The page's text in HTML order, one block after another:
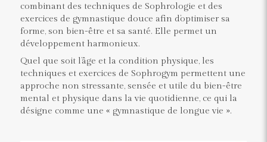
combinant des techniques de Sophrologie et des
exercices de gymnastique douce afin d’optimiser sa
forme, son bien-être et sa santé. Elle permet un
développement harmonieux.
Quel que soit l’âge et la condition physique, les
techniques et exercices de Sophrogym permettent une
approche non stressante, sensée et utile du bien-être
mental et physique dans la vie quotidienne, ce qui la
désigne comme une « gymnastique de longue vie ».